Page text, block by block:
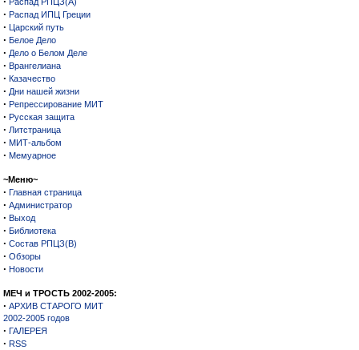
· Распад ИПЦ Греции
· Царский путь
· Белое Дело
· Дело о Белом Деле
· Врангелиана
· Казачество
· Дни нашей жизни
· Репрессирование МИТ
· Русская защита
· Литстраница
· МИТ-альбом
· Мемуарное
~Меню~
· Главная страница
· Администратор
· Выход
· Библиотека
· Состав РПЦЗ(В)
· Обзоры
· Новости
МЕЧ и ТРОСТЬ 2002-2005:
· АРХИВ СТАРОГО МИТ
2002-2005 годов
· ГАЛЕРЕЯ
· RSS